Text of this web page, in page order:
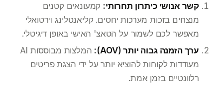
קשר אנושי כיתרון תחרותי: קמעונאים קטנים
מנצחים בזכות מערכות יחסים. קליאנטלינג וירטואלי
מאפשר לכם לשמור על הטאצ' האישי באופן דיגיטלי.
ערך הזמנה גבוה יותר (AOV):
המלצות מבוססות AI
מעודדות לקוחות להוציא יותר על ידי הצגת פריטים
רלוונטיים בזמן אמת.